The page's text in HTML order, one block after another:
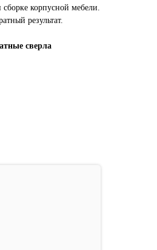
корпусной мебели.
результат.
сверла